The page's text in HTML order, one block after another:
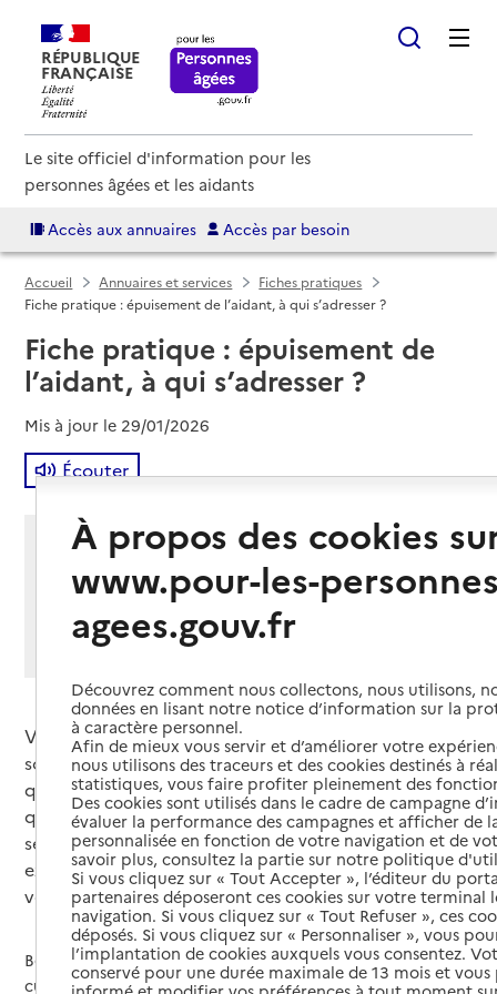
RÉPUBLIQUE
FRANÇAISE
Le site officiel d'information pour les
personnes âgées et les aidants
Accès aux annuaires Accès par besoin
Accueil Annuaires et services
Fiches pratiques
Fiche pratique : épuisement de l’aidant, à qui s’adresser ?
Fiche pratique : épuisement de
l’aidant, à qui s’adresser ?
Mis à jour le 29/01/2026
Écouter
Partager cette page
ImprimerPartager par email
Partager sur Facebook
Partager sur XPartager sur Linkedin
Si vous souhaitez partager sur Facebook, LinkedIn, X et
Whatsapp, veuillez
autoriser le dépôt de cookies
Vous êtes aidant d’une personne âgée : son conjoint,
son enfant… Votre proche a besoin d’aide au
quotidien. Vous ne pouvez plus vous absenter
quelques heures ou quelques jours. Vous vous
sentez épuisé, à bout de souffle. Des solutions
existent pour vous permettre d’avoir du temps pour
vous et du répit, pour reprendre des forces.
Beaucoup d’aidants se sentent parfois seuls, débordés et
culpabilisent de ne pas en faire assez pour leurs proches.
À propos des cookies
www.pour-les-
agees.gouv.fr
Découvrez comment nous collectons, nous utilisons,
données en lisant notre notice d’information sur la
à caractère personnel.
Afin de mieux vous servir et d’améliorer votre
nous utilisons des traceurs et des cookies destinés à
statistiques, vous faire profiter pleinement des
Des cookies sont utilisés dans le cadre de campagne
évaluer la performance des campagnes et afficher de
personnalisée en fonction de votre navigation et de
savoir plus, consultez la partie sur notre politique
Si vous cliquez sur « Tout Accepter », l’éditeur du
partenaires déposeront ces cookies sur votre terminal
navigation. Si vous cliquez sur « Tout Refuser », ces
déposés. Si vous cliquez sur « Personnaliser », vous
l’implantation de cookies auxquels vous consentez.
conservé pour une durée maximale de 13 mois et